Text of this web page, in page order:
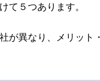
て５つあります。
が異なり、メリット